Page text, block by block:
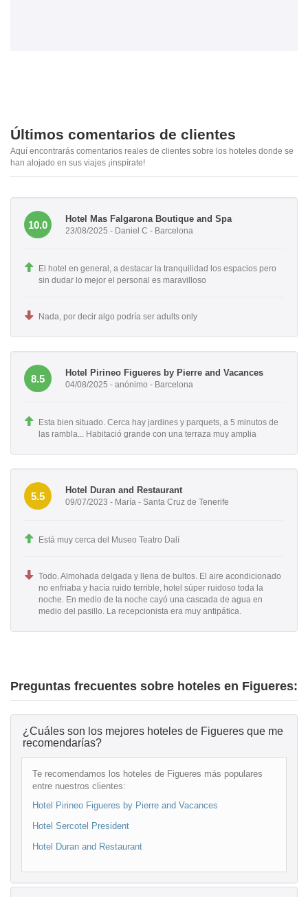
Últimos comentarios de clientes
Aquí encontrarás comentarios reales de clientes sobre los hoteles donde se
han alojado en sus viajes ¡inspírate!
10.0
Hotel Mas Falgarona Boutique and Spa
23/08/2025 - Daniel C - Barcelona
El hotel en general, a destacar la tranquilidad los espacios pero
sin dudar lo mejor el personal es maravilloso
Nada, por decir algo podría ser adults only
8.5
Hotel Pirineo Figueres by Pierre and Vacances
04/08/2025 - anónimo - Barcelona
Esta bien situado. Cerca hay jardines y parquets, a 5 minutos de
las rambla... Habitació grande con una terraza muy amplia
5.5
Hotel Duran and Restaurant
09/07/2023 - María - Santa Cruz de Tenerife
Está muy cerca del Museo Teatro Dalí
Todo. Almohada delgada y llena de bultos. El aire acondicionado
no enfriaba y hacía ruido terrible, hotel súper ruidoso toda la
noche. En medio de la noche cayó una cascada de agua en
medio del pasillo. La recepcionista era muy antipática.
Preguntas frecuentes sobre hoteles en Figueres:
¿Cuáles son los mejores hoteles de Figueres que me
recomendarías?
Te recomendamos los hoteles de Figueres más populares
entre nuestros clientes:
Hotel Pirineo Figueres by Pierre and Vacances
Hotel Sercotel President
Hotel Duran and Restaurant